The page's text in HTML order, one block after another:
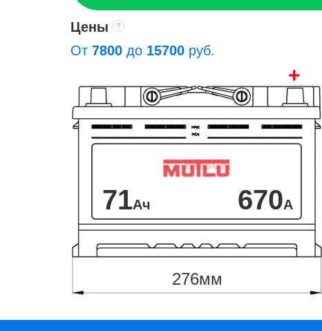
Цены
От 7800 до 15700 руб.
+
71Ач 670А
276мм